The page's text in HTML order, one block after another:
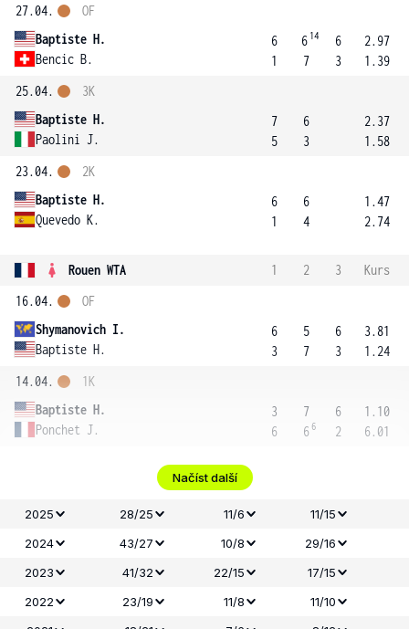
27.04.
Baptiste H.
Bencic B.
OF
6
1
6 14
7
6
3
2.97
1.39
25.04.
Baptiste H.
Paolini J.
3K
7
5
6
3
2.37
1.58
23.04.
Baptiste H.
Quevedo K.
2K
6
1
6
4
1.47
2.74
Rouen WTA 1 2 3
Kurs
16.04.
Shymanovich I.
Baptiste H.
OF
6
3
5
7
6
3
3.81
1.24
14.04.
Baptiste H.
Ponchet J.
1K
3
6
7
6 6
6
2
1.10
6.01
Načíst další
2025 28/25 11/6
11/15
2024
43/27 10/8
29/16
2023
41/32 22/15 17/15
2022
23/19 11/8
11/10